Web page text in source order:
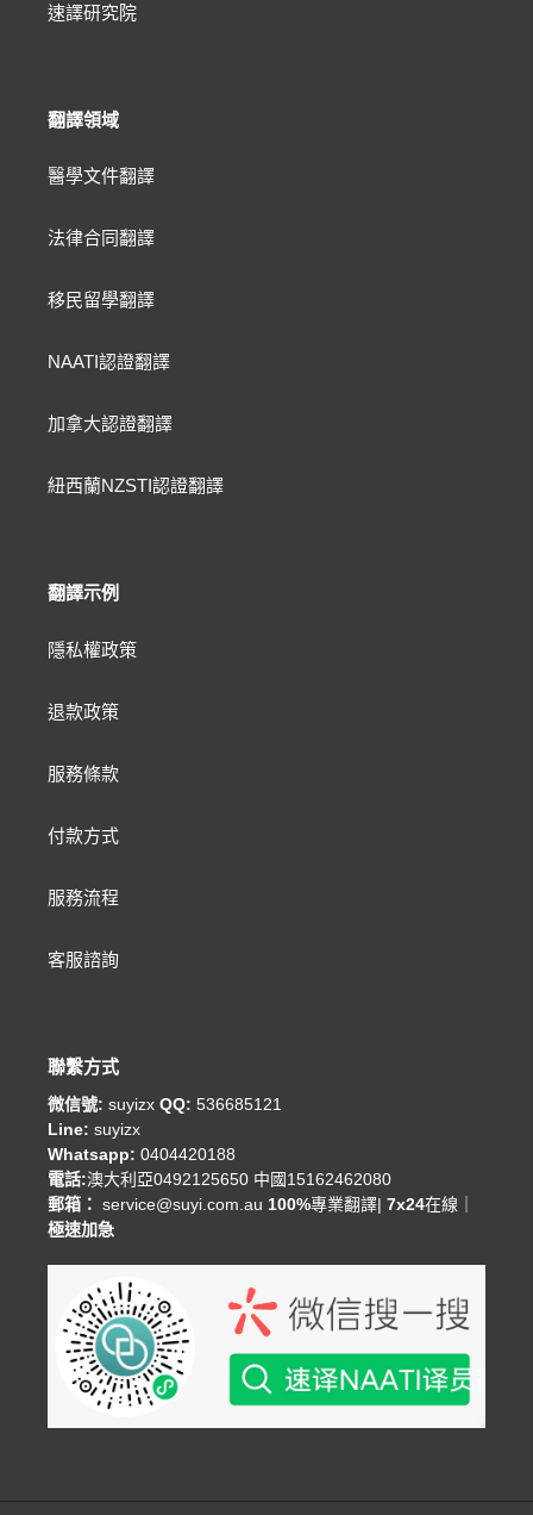
速譯研究院
翻譯領域
醫學文件翻譯
法律合同翻譯
移民留學翻譯
NAATI認證翻譯
加拿大認證翻譯
紐西蘭NZSTI認證翻譯
翻譯示例
隱私權政策
退款政策
服務條款
付款方式
服務流程
客服諮詢
聯繫方式
微信號: suyizx QQ: 536685121
Line: suyizx
Whatsapp: 0404420188
電話:澳大利亞0492125650 中國15162462080
郵箱： service@suyi.com.au 100%專業翻譯| 7x24在線｜
極速加急